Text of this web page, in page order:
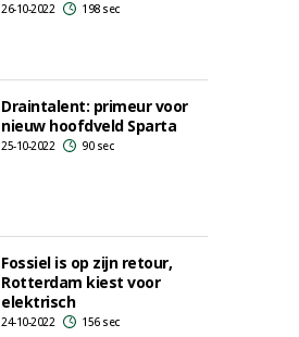
26-10-2022 198 sec
Draintalent: primeur voor
nieuw hoofdveld Sparta
25-10-2022 90 sec
Fossiel is op zijn retour,
Rotterdam kiest voor
elektrisch
24-10-2022 156 sec